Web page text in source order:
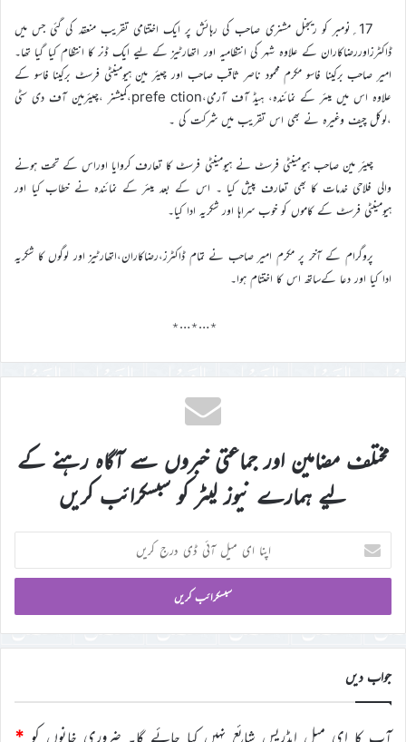
17؍نومبر کو ریجنل مشنری صاحب کی رہائش پر ایک اختتامی تقریب منعقد کی گئی جس میں
ڈاکٹرزاوررضاکاران کے علاوہ شہر کی انتظامیہ اور اتھارٹیز کے لیے ایک ڈنر کا انتظام کیا گیا تھا۔
امیر صاحب برکینا فاسو مکرم محمود ناصر ثاقب صاحب اور چیئر مین ہیومینٹی فرسٹ برکینا فاسو کے
علاوہ اس میں میئر کے نمائندہ، ہیڈ آف آرمی،prefe ction،کمیشنر ،چیئرمین آف دی سٹی
،لوکل چیف وغیرہ نے بھی اس تقریب میں شرکت کی ۔
چیئر مین صاحب ہیومینٹی فرسٹ نے ہیومینٹی فرسٹ کا تعارف کروایا اوراس کے تحت ہونے
والی فلاحی خدمات کا بھی تعارف پیش کیا ۔ اس کے بعد میئر کے نمائندہ نے خطاب کیا اور
ہیومینٹی فرسٹ کے کاموں کو خوب سراہا اور شکریہ ادا کیا۔
پروگرام کے آخر پر مکرم امیر صاحب نے تمام ڈاکٹرز،رضاکاران،اتھارٹیز اور لوگوں کا شکریہ
ادا کیا اور دعا کےساتھ اس کا اختتام ہوا۔
٭…٭…٭
مختلف مضامین اور جماعتی خبروں سے آگاہ رہنے کے
لیے ہمارے نیوز لیٹر کو سبسکرائب کریں
اپنا
ای
میل
ڈی
درج
کریں
جواب دیں
آپ کا ای میل ایڈریس شائع نہیں کیا جائے گا۔ ضروری خانوں کو *